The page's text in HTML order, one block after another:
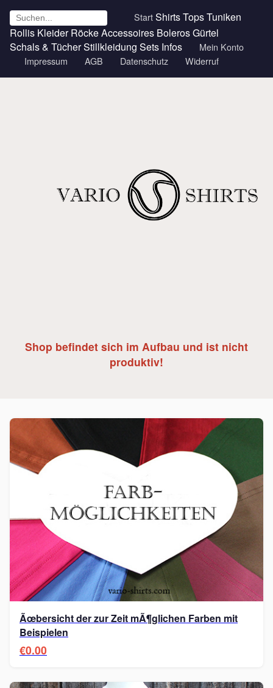
StartShirtsTopsTuniken
Rollis Kleider RöckeAccessoires BolerosGürtel
Schals & TücherStillkleidung Sets Infos
Mein Konto
Impressum
AGB Datenschutz Widerruf
Shop befindet sich im Aufbau und ist nicht
produktiv!
Ãœbersicht der zur Zeit mÃ¶glichen Farben mit
Beispielen
€0.00